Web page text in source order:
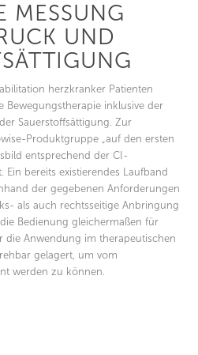
MESSUNG
UND
herzkranker Patienten
Bewegungstherapie inklusive der
Sauerstoffsättigung. Zur
Produktgruppe „auf den ersten
entsprechend der CI-
bereits existierendes Laufband
der gegebenen Anforderungen
als auch rechtsseitige Anbringung
Bedienung gleichermaßen für
die Anwendung im therapeutischen
gelagert, um vom
werden zu können.